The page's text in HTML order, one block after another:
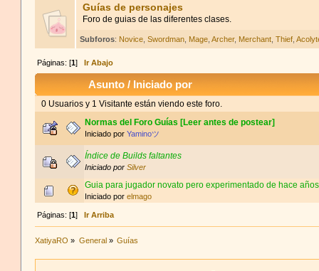
Guías de personajes
Foro de guias de las diferentes clases.
Subforos: Novice ,Swordman Mage ,Archer, Merchant ,Thief ,
Páginas: [1] Ir Abajo
Asunto / Iniciado por
0 Usuarios y 1 Visitante están viendo este foro.
Normas del Foro Guías [Leer antes de postear]
Iniciado porYaminoツ
Índice de Builds faltantes
Iniciado porSilver
Guia para jugador novato pero experimentado de hace
Iniciado porelmago
Páginas: [1] Ir Arriba
XatiyaRO » General » Guías